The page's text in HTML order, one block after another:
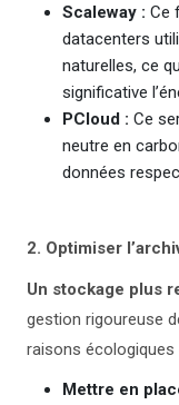
Scaleway : Ce
datacenters
naturelles, ce
significative
PCloud : Ce
neutre en
données
2. Optimiser
Un stockage plus
gestion rigoureuse
raisons écologiques
Mettre en